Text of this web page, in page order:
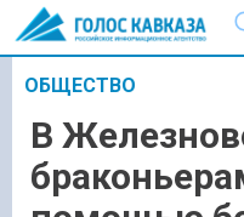
ОБЩЕСТВО
В